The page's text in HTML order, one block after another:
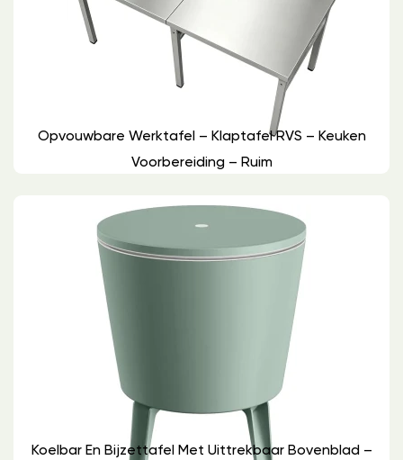
Opvouwbare Werktafel – Klaptafel RVS – Keuken
Voorbereiding – Ruim
Koelbar En Bijzettafel Met Uittrekbaar Bovenblad –